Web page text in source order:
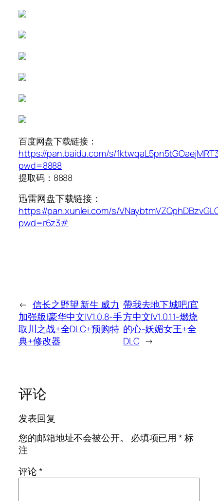
百度网盘下载链接：
https://pan.baidu.com/s/
pwd=8888
提取码：8888
迅雷网盘下载链接：
https://pan.xunlei.com/s/
pwd=r6z3#
← 信长之野望 新生 威力
加强版|豪华中文|V1.0.8-手
取川之战+全DLC+预购特
典+修改器
帶我去地下城吧|官
方中文|V1.0.11-燃烧
的心-妖媚女王+全
DLC →
评论
发表回复
您的邮箱地址不会被公开。
必填项已用*标
注
评论*